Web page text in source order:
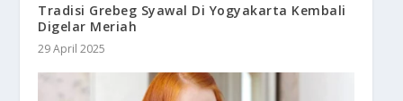
Tradisi Grebeg Syawal Di Yogyakarta Kembali
Digelar Meriah
29 April 2025